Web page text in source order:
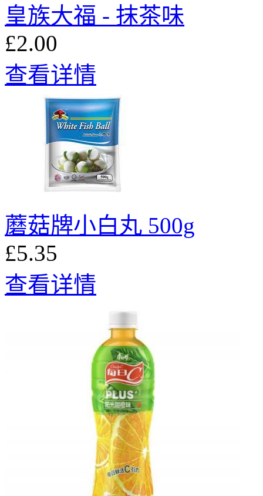
皇族大福 - 抹茶味
£2.00
查看详情
蘑菇牌小白丸 500g
£5.35
查看详情